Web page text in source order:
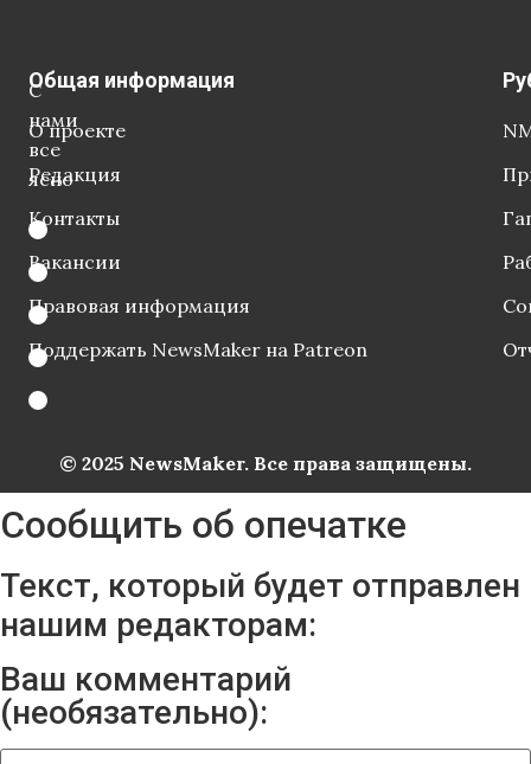
С
нами
все
ясно
Общая информация
О проекте
Редакция
Контакты
Вакансии
Правовая информация
Поддержать NewsMaker на Patreon
© 2025 NewsMaker. Все права защищены.
Сообщить об опечатке
Текст, который будет отправлен
нашим редакторам:
Ваш комментарий
(необязательно):